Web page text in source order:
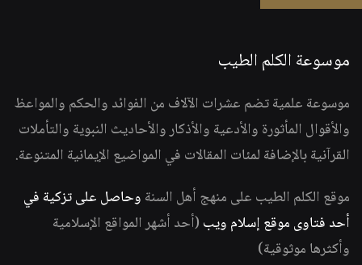
موسوعة الكلم الطيب
موسوعة علمية تضم عشرات الآلاف من الفوائد والحكم والمواعظ
والأقوال المأثورة والأدعية والأذكار والأحاديث النبوية والتأملات
القرآنية بالإضافة لمئات المقالات في المواضيع الإيمانية المتنوعة.
موقع الكلم الطيب على منهج أهل السنة وحاصل على تزكية في
أحد فتاوى موقع إسلام ويب (أحد أشهر المواقع الإسلامية
وأكثرها موثوقية)